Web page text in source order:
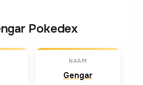
Pokedex
NAAM
Gengar